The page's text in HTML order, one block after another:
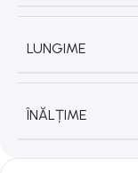
LUNGIME
ÎNĂLȚIME